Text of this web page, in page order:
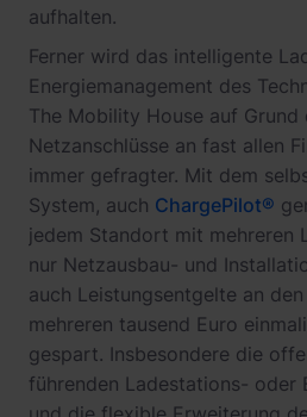
aufhalten.
Ferner wird das intelligente
Energiemanagement des
The Mobility House auf Grund
Netzanschlüsse an fast allen
immer gefragter. Mit dem
System, auch ChargePilot®
jedem Standort mit mehreren
nur Netzausbau- und
auch Leistungsentgelte an
mehreren tausend Euro
gespart. Insbesondere die
führenden Ladestations- oder